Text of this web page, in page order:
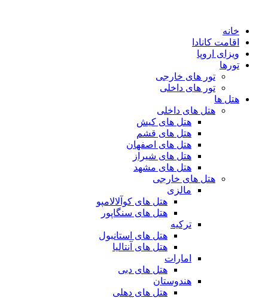
محتوا
خانه
اقامت کانادا
ویزای اروپا
تورها
تور های خارجی
تور های داخلی
هتل ها
هتل های داخلی
هتل های کیش
هتل های قشم
هتل های اصفهان
هتل های شیراز
هتل های مشهد
هتل های خارجی
مالزی
هتل های کوآلالامپو
هتل های سنگاپور
ترکیه
هتل های استانبول
هتل های آنتالیا
امارات
هتل های دبی
هندوستان
هتل های دهلی